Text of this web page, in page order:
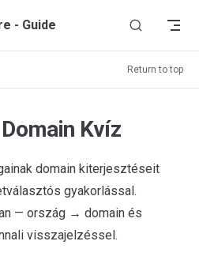
- Guide
Return to top
Kvíz
domain kiterjesztéseit
gyakorlással.
— ország → domain és
visszajelzéssel.